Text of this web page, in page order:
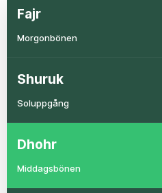
Fajr
Morgonbönen
Shuruk
Soluppgång
Dhohr
Middagsbönen